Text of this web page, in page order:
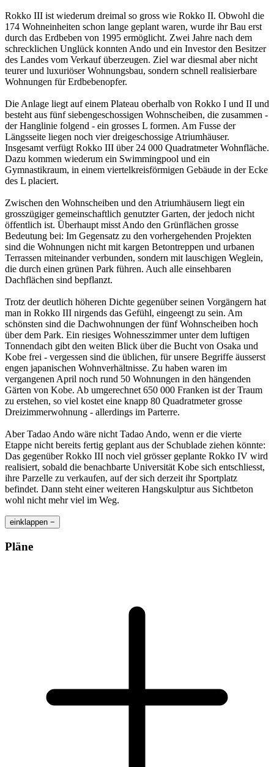
Rokko III ist wiederum dreimal so gross wie Rokko II. Obwohl die
174 Wohneinheiten schon lange geplant waren, wurde ihr Bau erst
durch das Erdbeben von 1995 ermöglicht. Zwei Jahre nach dem
schrecklichen Unglück konnten Ando und ein Investor den Besitzer
des Landes vom Verkauf überzeugen. Ziel war diesmal aber nicht
teurer und luxuriöser Wohnungsbau, sondern schnell realisierbare
Wohnungen für Erdbebenopfer.
Die Anlage liegt auf einem Plateau oberhalb von Rokko I und II und
besteht aus fünf siebengeschossigen Wohnscheiben, die zusammen -
der Hanglinie folgend - ein grosses L formen. Am Fusse der
Längsseite liegen noch vier dreigeschossige Atriumhäuser.
Insgesamt verfügt Rokko III über 24 000 Quadratmeter Wohnfläche.
Dazu kommen wiederum ein Swimmingpool und ein
Gymnastikraum, in einem viertelkreisförmigen Gebäude in der Ecke
des L placiert.
Zwischen den Wohnscheiben und den Atriumhäusern liegt ein
grosszügiger gemeinschaftlich genutzter Garten, der jedoch nicht
öffentlich ist. Überhaupt misst Ando den Grünflächen grosse
Bedeutung bei: Im Gegensatz zu den vorhergehenden Projekten
sind die Wohnungen nicht mit kargen Betontreppen und urbanen
Terrassen miteinander verbunden, sondern mit lauschigen Weglein,
die durch einen grünen Park führen. Auch alle einsehbaren
Dachflächen sind bepflanzt.
Trotz der deutlich höheren Dichte gegenüber seinen Vorgängern hat
man in Rokko III nirgends das Gefühl, eingeengt zu sein. Am
schönsten sind die Dachwohnungen der fünf Wohnscheiben hoch
über dem Park. Ein riesiges Wohnesszimmer unter dem luftigen
Tonnendach gibt den weiten Blick über die Bucht von Osaka und
Kobe frei - vergessen sind die üblichen, für unsere Begriffe äusserst
engen japanischen Wohnverhältnisse. Zu haben waren im
vergangenen April noch rund 50 Wohnungen in den hängenden
Gärten von Kobe. Ab umgerechnet 650 000 Franken ist der Traum
zu erstehen, so viel kostet eine knapp 80 Quadratmeter grosse
Dreizimmerwohnung - allerdings im Parterre.
Aber Tadao Ando wäre nicht Tadao Ando, wenn er die vierte
Etappe nicht bereits fertig geplant aus der Schublade ziehen könnte:
Das gegenüber Rokko III noch viel grösser geplante Rokko IV wird
realisiert, sobald die benachbarte Universität Kobe sich entschliesst,
ihre Parzelle zu verkaufen, auf der sich derzeit ihr Sportplatz
befindet. Dann steht einer weiteren Hangskulptur aus Sichtbeton
wohl nicht mehr viel im Weg.
einklappen −
Pläne